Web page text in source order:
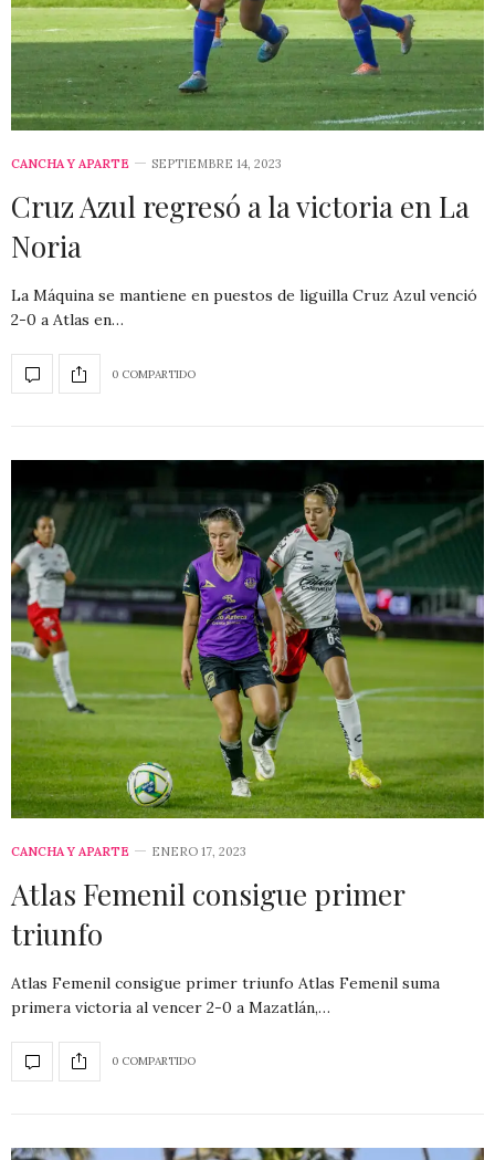
CANCHA Y APARTE SEPTIEMBRE 14, 2023
Cruz Azul regresó a la victoria en La
Noria
La Máquina se mantiene en puestos de liguilla Cruz Azul venció
2-0 a Atlas en…
0 COMPARTIDO
CANCHA Y APARTE ENERO 17, 2023
Atlas Femenil consigue primer
triunfo
Atlas Femenil consigue primer triunfo Atlas Femenil suma
primera victoria al vencer 2-0 a Mazatlán,…
0 COMPARTIDO